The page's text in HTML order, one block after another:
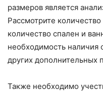
размеров является
Рассмотрите
количество спален и
необходимость наличия
других дополнительных
Также необходимо